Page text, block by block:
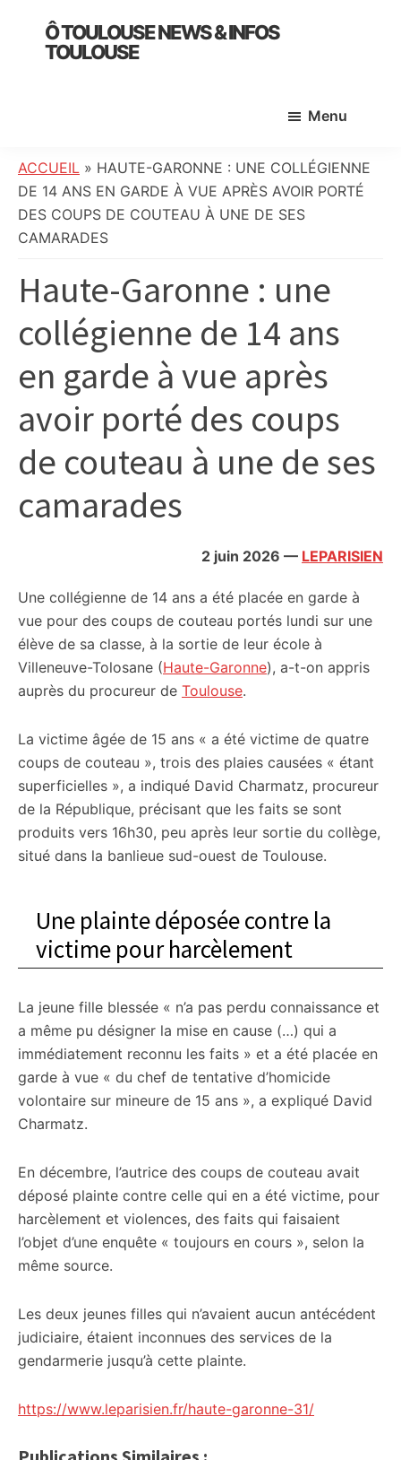
primary
Ô TOULOUSE NEWS & INFOS
TOULOUSE
:
info
locale,
société,
politique,
météo,
faits
et
initiatives
citoyennes
Menu
ACCUEIL » HAUTE-GARONNE : UNE COLLÉGIENNE
DE 14 ANS EN GARDE À VUE APRÈS AVOIR PORTÉ
DES COUPS DE COUTEAU À UNE DE SES
CAMARADES
Haute-Garonne : une
collégienne de 14 ans
en garde à vue après
avoir porté des coups
de couteau à une de ses
camarades
2 juin 2026 — LEPARISIEN
Une collégienne de 14 ans a été placée en garde à
vue pour des coups de couteau portés lundi sur une
élève de sa classe, à la sortie de leur école à
Villeneuve-Tolosane (Haute-Garonne), a-t-on appris
auprès du procureur de Toulouse.
La victime âgée de 15 ans « a été victime de quatre
coups de couteau », trois des plaies causées « étant
superficielles », a indiqué David Charmatz, procureur
de la République, précisant que les faits se sont
produits vers 16h30, peu après leur sortie du collège,
situé dans la banlieue sud-ouest de Toulouse.
Une plainte déposée contre la
victime pour harcèlement
La jeune fille blessée « n’a pas perdu connaissance et
a même pu désigner la mise en cause (…) qui a
immédiatement reconnu les faits » et a été placée en
garde à vue « du chef de tentative d’homicide
volontaire sur mineure de 15 ans », a expliqué David
Charmatz.
En décembre, l’autrice des coups de couteau avait
déposé plainte contre celle qui en a été victime, pour
harcèlement et violences, des faits qui faisaient
l’objet d’une enquête « toujours en cours », selon la
même source.
Les deux jeunes filles qui n’avaient aucun antécédent
judiciaire, étaient inconnues des services de la
gendarmerie jusqu’à cette plainte.
https://www.leparisien.fr/haute-garonne-31/